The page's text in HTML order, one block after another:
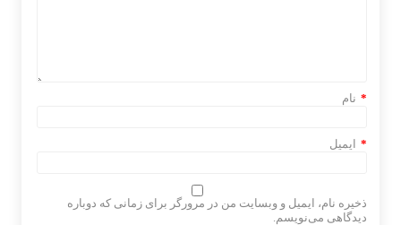
نام *
ایمیل *
ذخیره نام، ایمیل و وبسایت من در مرورگر برای زمانی که دوباره
دیدگاهی می‌نویسم.